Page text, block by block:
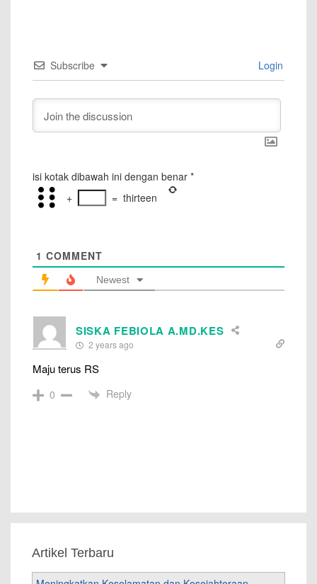
Subscribe Login
isi kotak dibawah ini dengan benar *
+
= thirteen
1 COMMENT
Newest
SISKA FEBIOLA A.MD.KES
2 years ago
Maju terus RS
0 Reply
Artikel Terbaru